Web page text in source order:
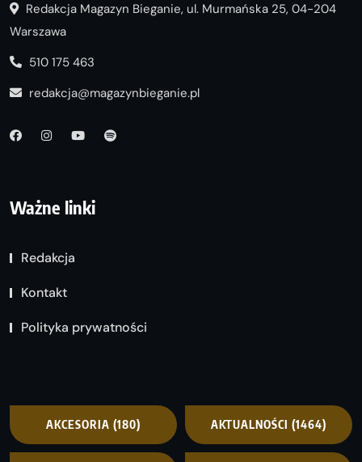
Redakcja Magazyn Bieganie, ul. Murmańska 25, 04-204
Warszawa
510 175 463
redakcja@magazynbieganie.pl
Ważne linki
Redakcja
Kontakt
Polityka prywatności
AKCESORIA (180) AKTUALNOŚCI (1464)